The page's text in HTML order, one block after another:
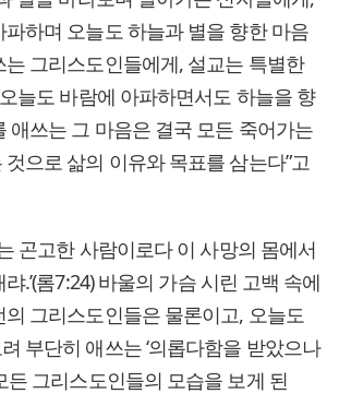
하며 오늘도 하늘과 별을 향한 마음
그리스도인들에게, 설교는 특별한
늘도 바람에 아파하면서도 하늘을 향
애쓰는 그 마음은 결국 모든 죽어가는
으로 삶의 이유와 목표를 삼는다”고
곤고한 사람이로다 이 사망의 몸에서
.’(롬7:24) 바울의 가슴 시린 고백 속에
그리스도인들은 물론이고, 오늘도
부단히 애쓰는 ‘의롭다함을 받았으나
든 그리스도인들의 모습을 보게 된